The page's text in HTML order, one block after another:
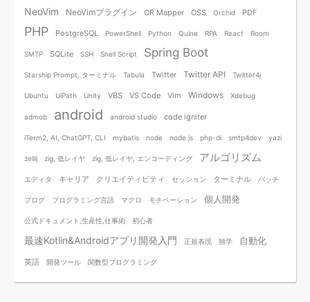
NeoVim NeoVimプラグイン OR Mapper OSS Orchid PDF
PHP PostgreSQL PowerShell Python Quine RPA React Room
SMTP SQLite SSH Shell Script Spring Boot
Starship Prompt, ターミナル Tabula Twitter Twitter API Twitter4j
Ubuntu UiPath Unity VBS VS Code Vim Windows Xdebug
admob android android studio code igniter
iTerm2, AI, ChatGPT, CLI mybatis node node.js php-di smtp4dev yazi
zellij zig, 低レイヤ zig, 低レイヤ, エンコーディング アルゴリズム
エディタ キャリア クリエイティビティ セッション ターミナル バッチ
ブログ プログラミング言語 マクロ モチベーション 個人開発
公式ドキュメント,生産性,仕事術 初心者
最速Kotlin&Androidアプリ開発入門 正規表現 独学 自動化
英語 開発ツール 関数型プログラミング